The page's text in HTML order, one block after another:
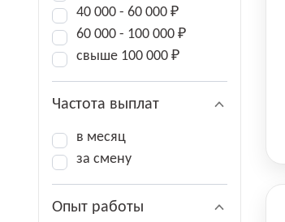
40 000 - 60 000 ₽
60 000 - 100 000 ₽
свыше 100 000 ₽
Частота выплат
в месяц
за смену
Опыт работы